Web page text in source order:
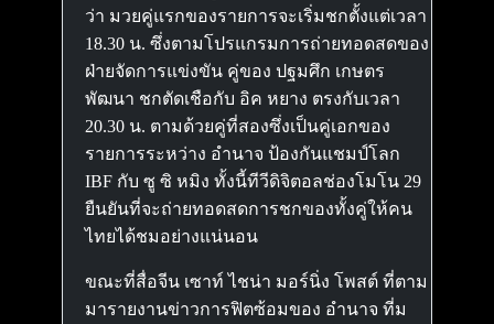
ว่า มวยคู่แรกของรายการจะเริ่มชกตั้งแต่เวลา
18.30 น. ซึ่งตามโปรแกรมการถ่ายทอดสดของ
ฝ่ายจัดการแข่งขัน คู่ของ ปฐมศึก เกษตร
พัฒนา ชกตัดเชือกับ อิค หยาง ตรงกับเวลา
20.30 น. ตามด้วยคู่ที่สองซึ่งเป็นคู่เอกของ
รายการระหว่าง อำนาจ ป้องกันแชมป์โลก
IBF กับ ซู ซิ หมิง ทั้งนี้ทีวีดิจิตอลช่องโมโน 29
ยืนยันที่จะถ่ายทอดสดการชกของทั้งคู่ให้คน
ไทยได้ชมอย่างแน่นอน
ขณะที่สื่อจีน เซาท์ ไชน่า มอร์นิ่ง โพสต์ ที่ตาม
มารายงานข่าวการฟิตซ้อมของ อำนาจ ที่ม